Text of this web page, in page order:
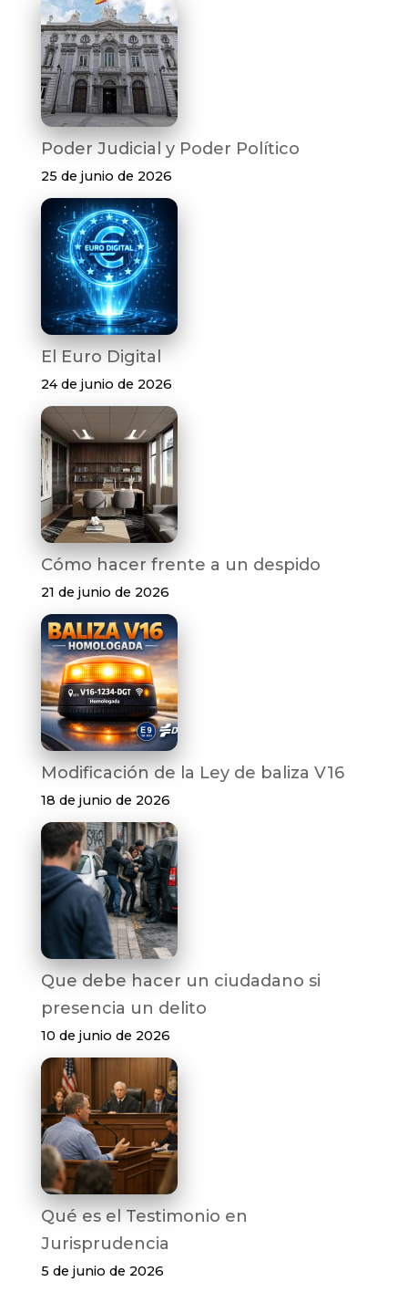
Poder Judicial y Poder Político
25 de junio de 2026
El Euro Digital
24 de junio de 2026
Cómo hacer frente a un despido
21 de junio de 2026
Modificación de la Ley de baliza V16
18 de junio de 2026
Que debe hacer un ciudadano si
presencia un delito
10 de junio de 2026
Qué es el Testimonio en
Jurisprudencia
5 de junio de 2026